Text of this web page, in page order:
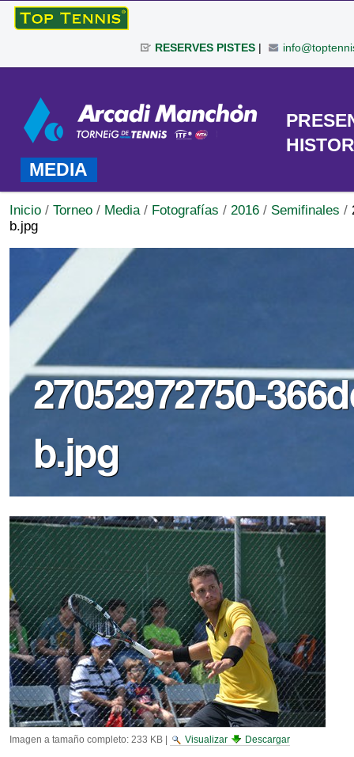
Cambiar
|
navegación
RESERVES PISTES|
Personales
TORNEO
MEDIA
Inicio / Torneo / Media / Fotografías / 2016 / Semifinales /
b.jpg
27052972750-
b.jpg
Imagen a tamaño completo: 233 KB| Visualizar Descargar